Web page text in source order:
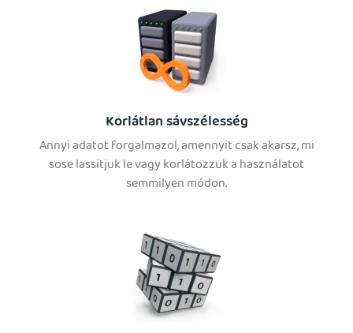
Korlátlan sávszélesség
Annyi adatot forgalmazol, amennyit csak akarsz, mi
sose lassitjuk le vagy korlátozzuk a használatot
semmilyen módon.